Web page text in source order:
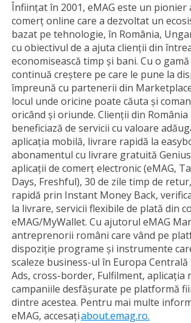
Înființat în 2001, eMAG este un pionier
comerţ online care a dezvoltat un
bazat pe tehnologie, în România,
cu obiectivul de a ajuta clienții din
economisească timp și bani. Cu o
continuă creștere pe care le pune la
împreună cu partenerii din
locul unde oricine poate căuta și
oricând și oriunde. Clienții din
beneficiază de servicii cu valoare
aplicația mobilă, livrare rapidă la
abonamentul cu livrare gratuită
aplicații de comerț electronic (eMAG,
Days, Freshful), 30 de zile timp de
rapidă prin Instant Money Back,
la livrare, servicii flexibile de plată din
eMAG/MyWallet. Cu ajutorul eMAG
antreprenorii români care vând pe
dispoziție programe și instrumente
scaleze business-ul în Europa Centrală
Ads, cross-border, Fulfilment, aplicația
campaniile desfășurate pe platformă
dintre acestea. Pentru mai multe
eMAG, accesațiabout.emag.ro.